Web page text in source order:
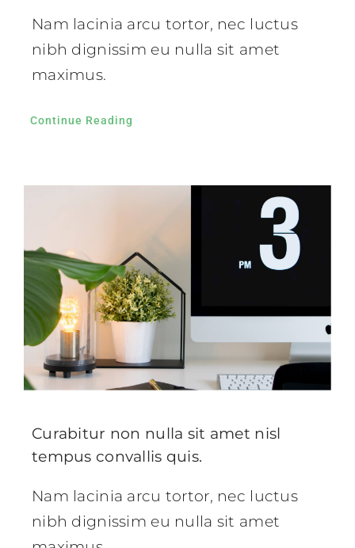
Nam lacinia arcu tortor, nec luctus
nibh dignissim eu nulla sit amet
maximus.
Continue Reading
Curabitur non nulla sit amet nisl
tempus convallis quis.
Nam lacinia arcu tortor, nec luctus
nibh dignissim eu nulla sit amet